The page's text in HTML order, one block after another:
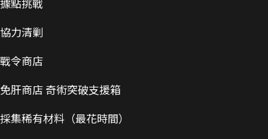
協力清剿
戰令商店
免肝商店 奇術突破支援箱
採集稀有材料（最花時間）